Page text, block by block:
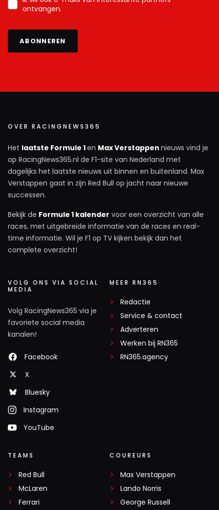
ontvangen.
ABONNEREN
OVER RACINGNEWS365
Het laatste Formule 1en Max Verstappen nieuws vind je
op RacingNews365.nl de F1-site van Nederland met
dagelijks het laatste nieuws uit binnen en buitenland. Max
Verstappen gaat in zijn Red Bull op jacht naar nieuwe
successen.
Bekijk de Formule 1 kalender voor een overzicht van alle
races, met uitgebreide informatie van de races en real-
time informatie. Wil je F1 op TV kijken bekijk dan het
complete overzicht!
VOLG ONS VIA SOCIAL
MEDIA
Volg RacingNews365 via je
favoriete social media
kanalen!
Facebook
X
Bluesky
Instagram
YouTube
MEER RN365
Redactie
Service & contact
Adverteren
Werken bij RN365
RN365.agency
TEAMS
Red Bull
McLaren
Ferrari
COUREURS
Max Verstappen
Lando Norris
George Russell